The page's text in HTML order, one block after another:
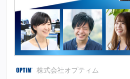
株式会社オプティム